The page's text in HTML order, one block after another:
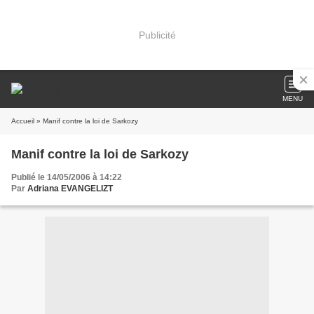
Publicité
MENU
Accueil » Manif contre la loi de Sarkozy
Manif contre la loi de Sarkozy
Publié le 14/05/2006 à 14:22
Par Adriana EVANGELIZT